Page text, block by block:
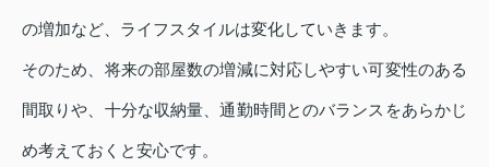
の増加など、ライフスタイルは変化していきます。
そのため、将来の部屋数の増減に対応しやすい可変性のある
間取りや、十分な収納量、通勤時間とのバランスをあらかじ
め考えておくと安心です。